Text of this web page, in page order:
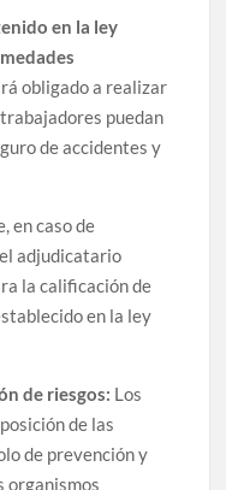
en la ley
obligado a realizar
puedan
de accidentes y
en caso de
adjudicatario
la calificación de
en la ley
de riesgos: Los
de las
de prevención y
organismos